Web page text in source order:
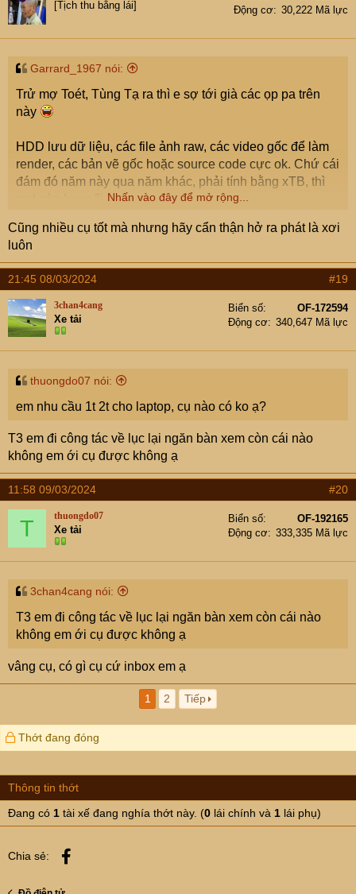
o
n
s
[Tịch thu bằng lái]
Động cơ
30,222 Mã lực
Garrard_1967 nói:
Trử mợ Toét, Tùng Tạ ra thì e sợ tới già các ọp pa trên
này
HDD lưu dữ liệu, các file ảnh raw, các video gốc để làm
render, các bản vẽ gốc hoặc source code cực ok. Chứ cái
đám đó năm này qua năm khác, phải tính bằng xTB, thì
Nhấn vào đây để mở rộng...
Cũng nhiều cụ tốt mà nhưng hãy cẩn thận hở ra phát là xơi
luôn
21:45 08/03/2024 #19
3chan4cang
Xe tải
Biển số
OF-172594
Động cơ
340,647 Mã lực
thuongdo07 nói:
em nhu cầu 1t 2t cho laptop, cụ nào có ko ạ?
T3 em đi công tác về lục lại ngăn bàn xem còn cái nào
không em ới cụ được không ạ
11:58 09/03/2024 #20
T thuongdo07
Xe tải
Biển số
OF-192165
Động cơ
333,335 Mã lực
3chan4cang nói:
T3 em đi công tác về lục lại ngăn bàn xem còn cái nào
không em ới cụ được không ạ
vâng cụ, có gì cụ cứ inbox em ạ
1 2 Tiếp
Thớt đang đóng
Thông tin thớt
Đang có 1 tài xế đang nghía thớt này. (0 lái chính và 1 lái phụ)
Chia sẻ: